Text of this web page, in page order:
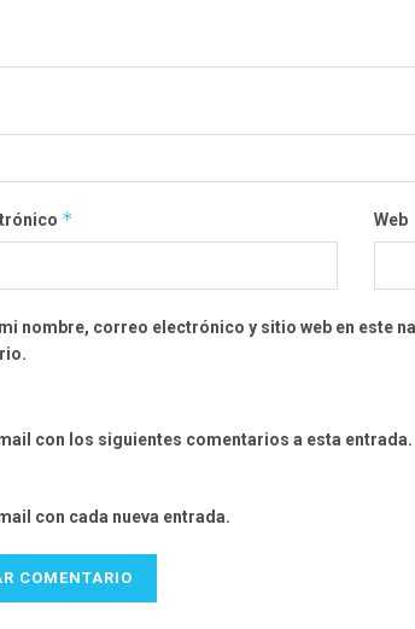
* Web
nombre, correo electrónico y sitio web en este
con los siguientes comentarios a esta entrada.
con cada nueva entrada.